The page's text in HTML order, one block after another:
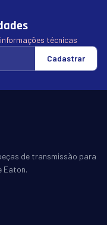
técnicas
Cadastrar
de transmissão para
Eaton.